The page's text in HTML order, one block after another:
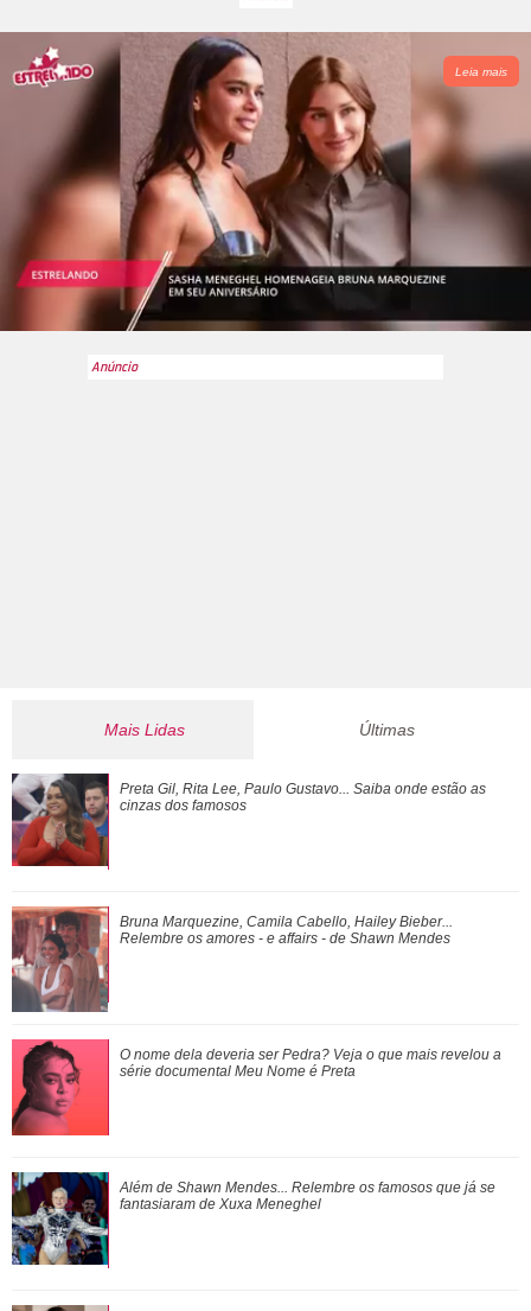
Leia mais
Mais Lidas
Luma Cesar, filha de Elaine Mickely e César Filho, anuncia
nascimento do primeiro filho: Ind...
Luiza Brunet, Ana Hickmann, Rihanna... Veja as famosas
que já denunciaram violência domést...
Meghan Markle revela detalhes sobre primeiro dia de aula
da Princesa Lilibet
Últimas
Preta Gil, Rita Lee, Paulo Gustavo... Saiba onde estão as
cinzas dos famosos
Bruna Marquezine, Camila Cabello, Hailey Bieber...
Relembre os amores - e affairs - de Shawn Mendes
O nome dela deveria ser Pedra? Veja o que mais revelou a
série documental Meu Nome é Preta
Além de Shawn Mendes... Relembre os famosos que já se
fantasiaram de Xuxa Meneghel